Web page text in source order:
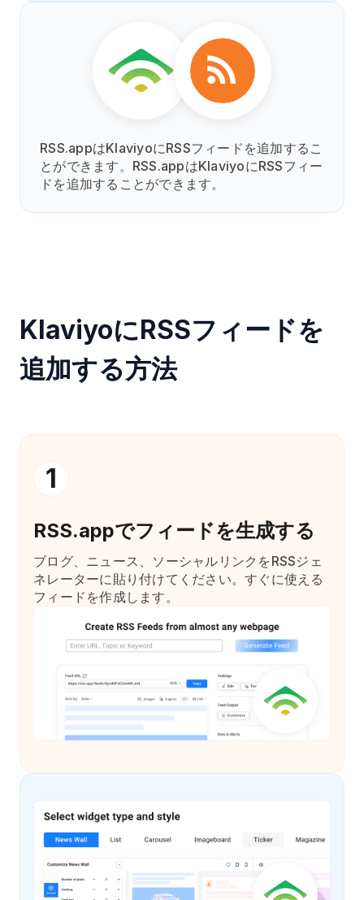
RSS.appはKlaviyoにRSSフィードを追加するこ
とができます。RSS.appはKlaviyoにRSSフィー
ドを追加することができます。
KlaviyoにRSSフィードを
追加する方法
1
RSS.appでフィードを生成する
ブログ、ニュース、ソーシャルリンクをRSSジェ
ネレーターに貼り付けてください。すぐに使える
フィードを作成します。